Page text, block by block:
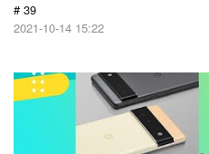
# 39
2021-10-14 15:22